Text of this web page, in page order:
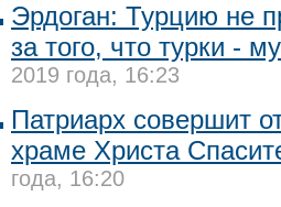
Эрдоган: Турцию не
за того, что турки -
2019 года, 16:23
Патриарх совершит
храме Христа
года, 16:20